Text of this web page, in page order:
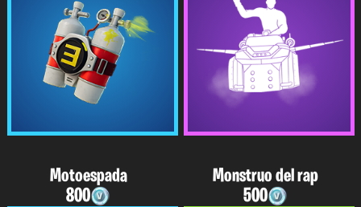
Motoespada
800
Monstruo del rap
500